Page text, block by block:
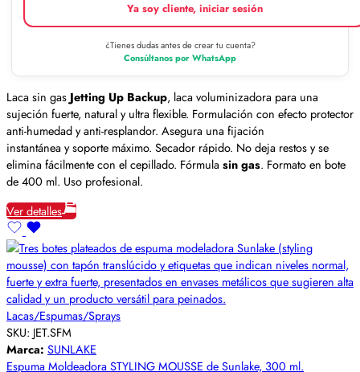
Ya soy cliente, iniciar sesión
¿Tienes dudas antes de crear tu cuenta?
Consúltanos por WhatsApp
Laca sin gas Jetting Up Backup, laca voluminizadora para una
sujeción fuerte, natural y ultra flexible. Formulación con efecto protector
anti-humedad y anti-resplandor. Asegura una fijación
instantánea y soporte máximo. Secador rápido. No deja restos y se
elimina fácilmente con el cepillado. Fórmulasin gas. Formato en bote
de 400 ml. Uso profesional.
Ver detalles
Lacas/Espumas/Sprays
SKU: JET.SFM
Marca: SUNLAKE
Espuma Moldeadora STYLING MOUSSE de Sunlake, 300 ml.